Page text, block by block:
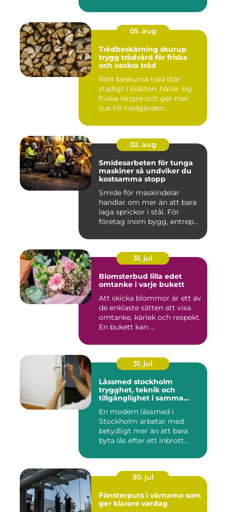
05. aug
Trädbeskärning skurup
trygg trädvård för friska
och vackra träd
Rätt beskurna träd står
stadigt i blåsten, håller sig
friska längre och ger mer
ljus till trädgården...
02. aug
Smidesarbeten för tunga
maskiner så undviker du
kostsamma stopp
Smide för maskindelar
handlar om mer än att bara
laga sprickor i stål. För
företag inom bygg, entrep...
31. jul
Blomsterbud lilla edet
omtanke i varje bukett
Att skicka blommor är ett av
de enklaste sätten att visa
omtanke, kärlek och respekt.
En bukett kan ...
31. jul
Låssmed stockholm
trygghet, teknik och
tillgänglighet i samma
En modern låssmed i
Stockholm arbetar med
betydligt mer än att bara
byta lås efter ett inbrott
30. jul
Fönsterputs i värnamo som
ger klarare vardag